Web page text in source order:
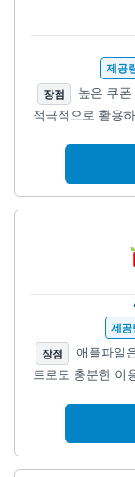
제공
장점
높은 쿠
적극적으로 활용
제공
장점
애플파일
트로도 충분한 이